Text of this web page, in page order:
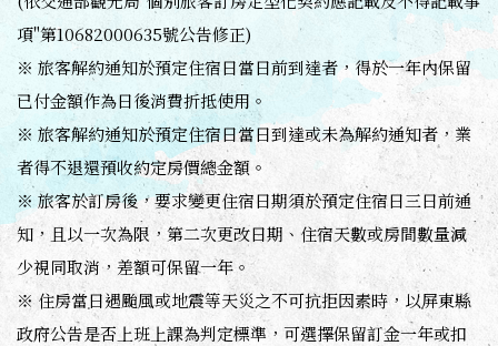
項"第10682000635號公告修正)
※ 旅客解約通知於預定住宿日當日前到達者，得於一年內保留
已付金額作為日後消費折抵使用。
※ 旅客解約通知於預定住宿日當日到達或未為解約通知者，業
者得不退還預收約定房價總金額。
※ 旅客於訂房後，要求變更住宿日期須於預定住宿日三日前通
知，且以一次為限，第二次更改日期、住宿天數或房間數量減
少視同取消，差額可保留一年。
※ 住房當日遇颱風或地震等天災之不可抗拒因素時，以屏東縣
政府公告是否上班上課為判定標準，可選擇保留訂金一年或扣